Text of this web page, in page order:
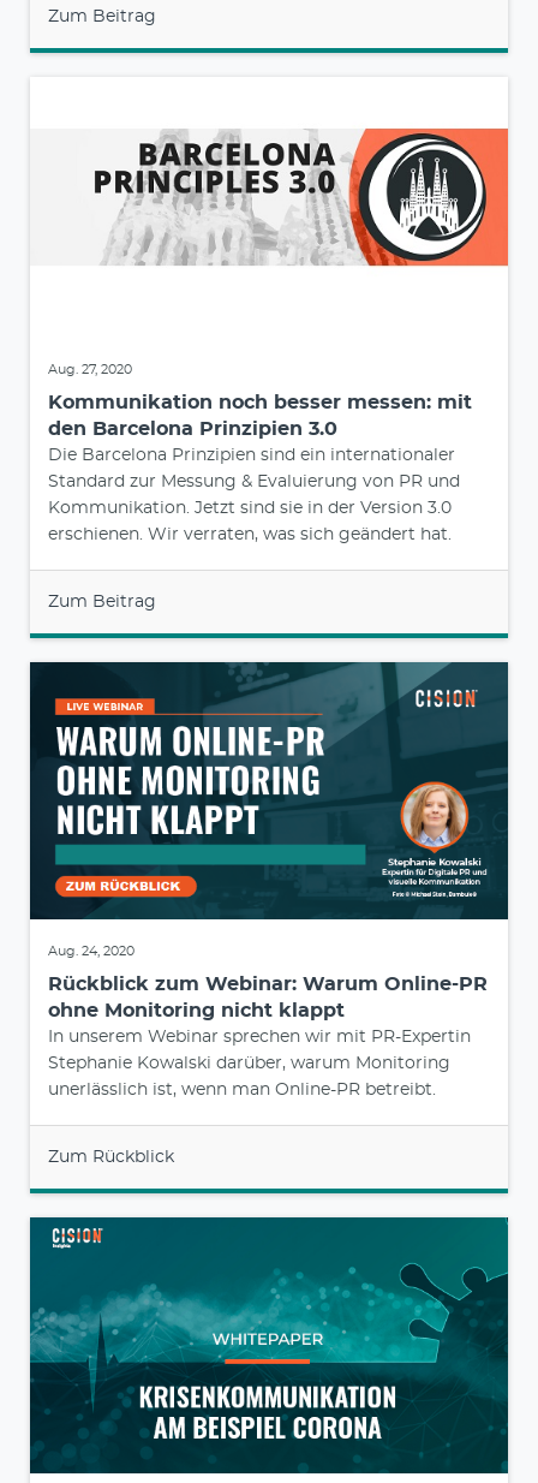
Zum Beitrag
Aug. 27, 2020
Kommunikation noch besser messen: mit
den Barcelona Prinzipien 3.0
Die Barcelona Prinzipien sind ein internationaler
Standard zur Messung & Evaluierung von PR und
Kommunikation. Jetzt sind sie in der Version 3.0
erschienen. Wir verraten, was sich geändert hat.
Zum Beitrag
Aug. 24, 2020
Rückblick zum Webinar: Warum Online-PR
ohne Monitoring nicht klappt
In unserem Webinar sprechen wir mit PR-Expertin
Stephanie Kowalski darüber, warum Monitoring
unerlässlich ist, wenn man Online-PR betreibt.
Zum Rückblick